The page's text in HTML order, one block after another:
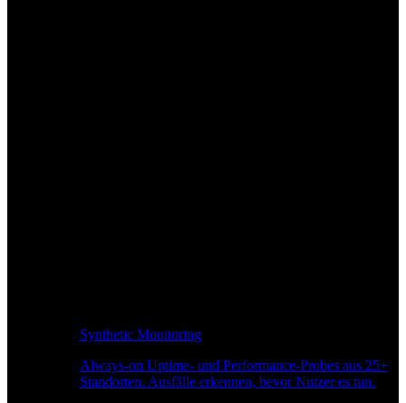
Synthetic Monitoring
Always-on Uptime- und Performance-Probes aus 25+
Standorten. Ausfälle erkennen, bevor Nutzer es tun.